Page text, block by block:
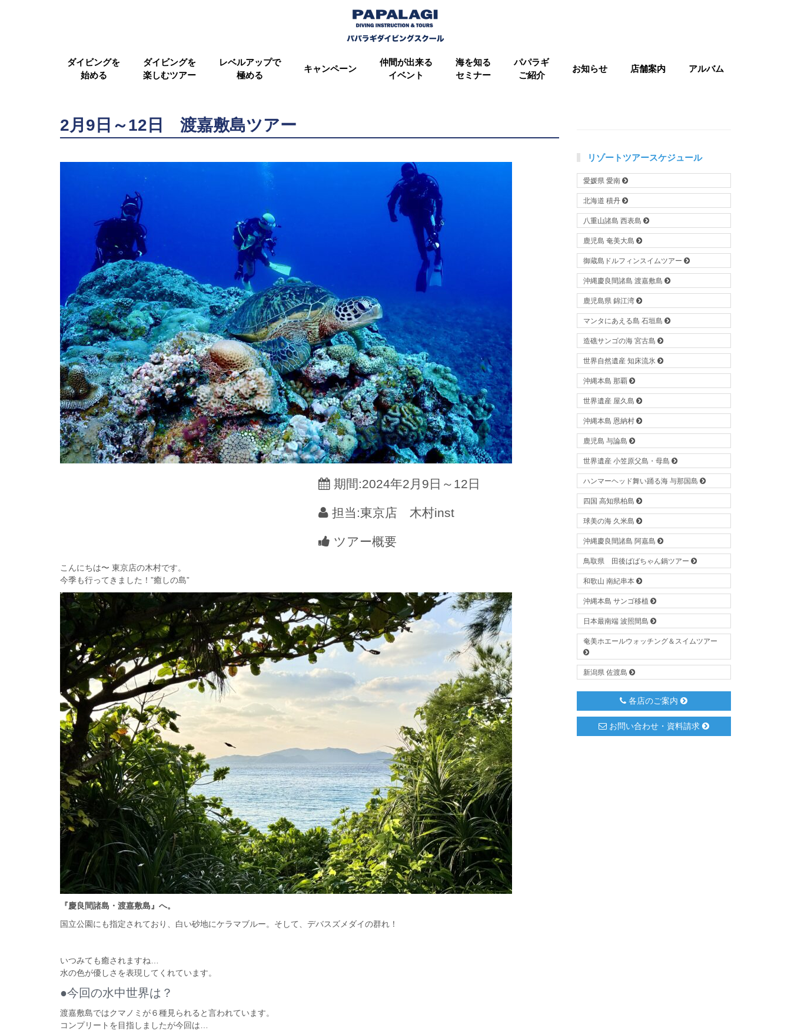
ダイビングを
始める
ダイビングを
楽しむツアー
レベルアップで
極める
キャンペーン
仲間が出来る
イベント
海を知る
セミナー
パパラギ
ご紹介
お知らせ 店舗案内 アルバム
2月9日～12日 渡嘉敷島ツアー
期間:2024年2月9日～12日
担当:東京店 木村inst
ツアー概要
こんにちは〜 東京店の木村です。
今季も行ってきました！”癒しの島”
『慶良間諸島・渡嘉敷島』へ。
国立公園にも指定されており、白い砂地にケラマブルー。そして、デバスズメダイの群れ！
いつみても癒されますね…
水の色が優しさを表現してくれています。
●今回の水中世界は？
渡嘉敷島ではクマノミが６種見られると言われています。
コンプリートを目指しましたが今回は…
リゾートツアースケジュール
愛媛県 愛南
北海道 積丹
八重山諸島 西表島
鹿児島 奄美大島
御蔵島ドルフィンスイムツアー
沖縄慶良間諸島 渡嘉敷島
鹿児島県 錦江湾
マンタにあえる島 石垣島
造礁サンゴの海 宮古島
世界自然遺産 知床流氷
沖縄本島 那覇
世界遺産 屋久島
沖縄本島 恩納村
鹿児島 与論島
世界遺産 小笠原父島・母島
ハンマーヘッド舞い踊る海 与那国島
四国 高知県柏島
球美の海 久米島
沖縄慶良間諸島 阿嘉島
鳥取県 田後ばばちゃん鍋ツアー
和歌山 南紀串本
沖縄本島 サンゴ移植
日本最南端 波照間島
奄美ホエールウォッチング＆スイムツアー
新潟県 佐渡島
各店のご案内
お問い合わせ・資料請求